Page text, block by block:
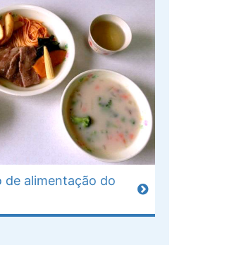
de alimentação do